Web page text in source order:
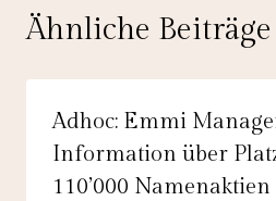
Ähnliche Beiträge
Adhoc: Emmi
Information über
110’000